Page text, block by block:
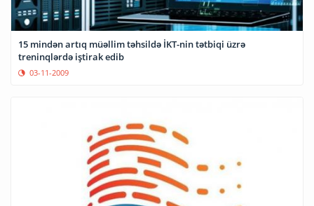
15 mindən artıq müəllim təhsildə İKT-nin tətbiqi üzrə
treninqlərdə iştirak edib
03-11-2009